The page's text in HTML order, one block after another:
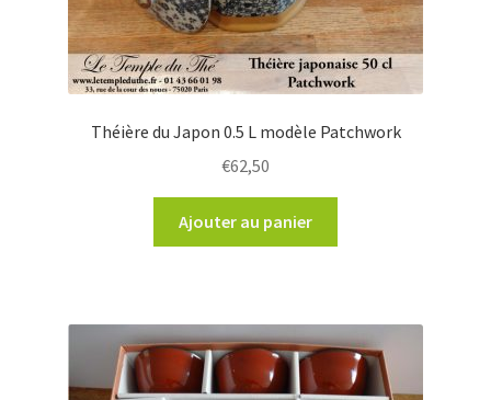
Théière du Japon 0.5 L modèle Patchwork
€62,50
Ajouter au panier